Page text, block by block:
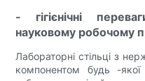
- гігієнічні
науковому робочому
Лабораторні стільці з
компонентом будь -якої